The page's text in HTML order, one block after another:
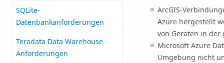
SQLite-
Datenbankanforderungen
Teradata Data Warehouse-
Anforderungen
ArcGIS-
Azurehergestellt
von Geräten in
Microsoft Azure
Umgebung nicht